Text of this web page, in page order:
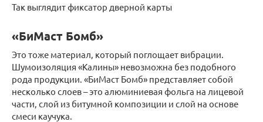
Так выглядит фиксатор дверной карты
«БиМаст Бомб»
Это тоже материал, который поглощает вибрации.
Шумоизоляция «Калины» невозможна без подобного
рода продукции. «БиМаст Бомб» представляет собой
несколько слоев – это алюминиевая фольга на лицевой
части, слой из битумной композиции и слой на основе
смеси каучука.